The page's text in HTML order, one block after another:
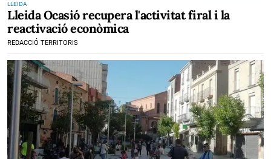
LLEIDA
Lleida Ocasió recupera l'activitat firal i la
reactivació econòmica
REDACCIÓ TERRITORIS